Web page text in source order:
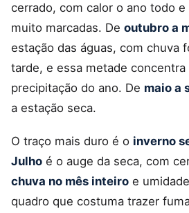
cerrado, com calor o ano todo
muito marcadas. De outubro a
estação das águas, com chuva
tarde, e essa metade concentra
precipitação do ano. De maio a
a estação seca.
O traço mais duro é o inverno
Julho é o auge da seca, com
chuva no mês inteiro e
quadro que costuma trazer